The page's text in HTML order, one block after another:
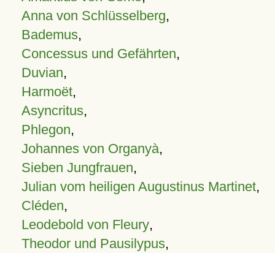
Anna von Schlüsselberg,
Bademus,
Concessus und Gefährten,
Duvian,
Harmoët,
Asyncritus,
Phlegon,
Johannes von Organyà,
Sieben Jungfrauen,
Julian vom heiligen Augustinus Martinet,
Cléden,
Leodebold von Fleury,
Theodor und Pausilypus,